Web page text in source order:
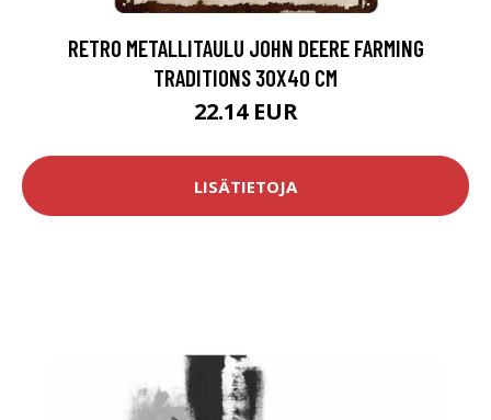
RETRO METALLITAULU JOHN DEERE FARMING
TRADITIONS 30X40 CM
22.14 EUR
LISÄTIETOJA